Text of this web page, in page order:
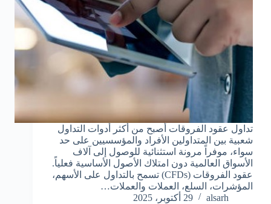
تداول عقود الفروقات أصبح من أكثر أدوات التداول
شعبية بين المتداولين الأفراد والمؤسسيين على حد
سواء، موفراً مرونة استثنائية للوصول إلى آلاف
الأسواق العالمية دون امتلاك الأصول الأساسية فعلياً.
عقود الفروقات (CFDs) تسمح بالتداول على الأسهم،
المؤشرات، السلع، العملات والعملات…
alsarh
29 أكتوبر، 2025